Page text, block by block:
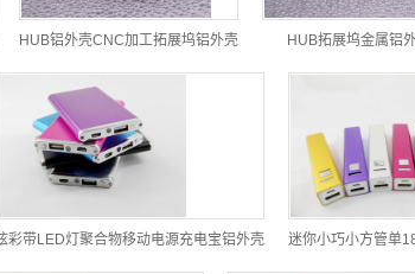
HUB铝外壳CNC加工拓展坞铝外壳 HUB拓展坞金属铝
彩带LED灯聚合物移动电源充电宝铝外壳 迷你小巧小方管单